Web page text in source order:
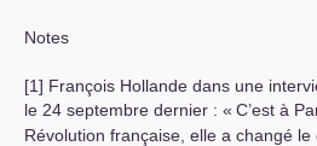
Notes
[1] François Hollande dans une
le 24 septembre dernier : « C’est à
Révolution française, elle a changé